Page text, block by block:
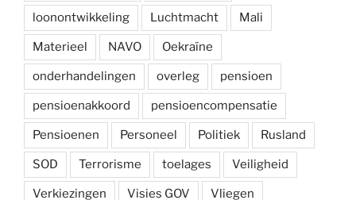
loonontwikkeling Luchtmacht Mali
Materieel NAVO Oekraïne
onderhandelingen overleg pensioen
pensioenakkoord pensioencompensatie
Pensioenen Personeel Politiek Rusland
SOD Terrorisme toelages Veiligheid
Verkiezingen Visies GOV Vliegen